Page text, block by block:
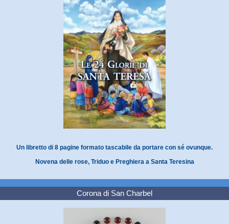
Un libretto di 8 pagine formato tascabile da portare con sé ovunque.
Novena delle rose, Triduo e Preghiera a Santa Teresina
Corona di San Charbel